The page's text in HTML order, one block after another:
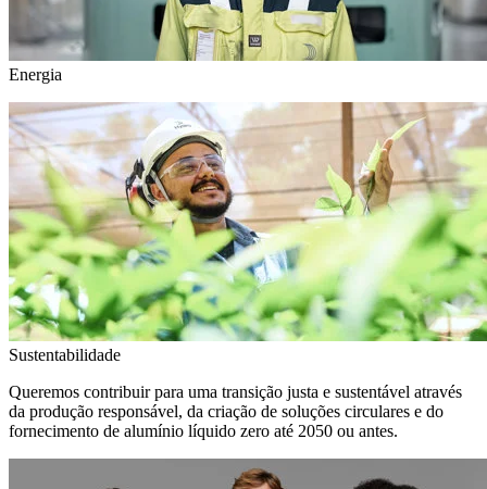
Energia
Sustentabilidade
Queremos contribuir para uma transição justa e sustentável através
da produção responsável, da criação de soluções circulares e do
fornecimento de alumínio líquido zero até 2050 ou antes.